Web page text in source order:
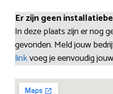
Er zijn geen
In deze plaats zijn er nog
gevonden. Meld jouw
linkvoeg je eenvoudig